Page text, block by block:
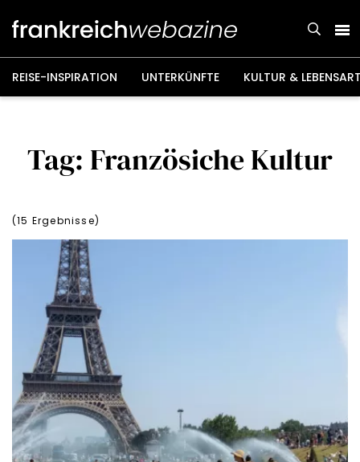
Inhalt
REISE-INSPIRATION UNTERKÜNFTE KULTUR &
Tag: Französiche Kultur
(15 Ergebnisse)